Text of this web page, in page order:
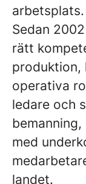
arbetsplats.
Sedan
rätt
produktion,
operativa
ledare och
med
landet.